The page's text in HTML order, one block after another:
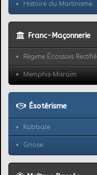
Histoire du Martinisme
Franc-Maçonnerie
Régime Écossais Rectifié
Memphis-Misraïm
Ésotérisme
Kabbale
Gnose